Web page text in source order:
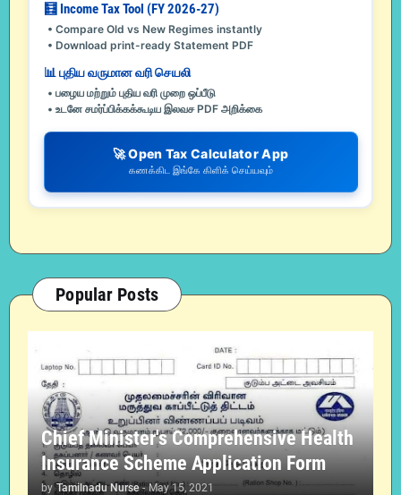
🧮 Income Tax Tool (FY 2026-27)
• Compare Old vs New Regimes instantly
• Download print-ready Statement PDF
📊 புதிய வருமான வரி செயலி
• பழைய மற்றும் புதிய வரி முறை ஒப்பீடு
• உடனே சமர்ப்பிக்கக்கூடிய இலவச PDF அறிக்கை
🚀 Open Tax Calculator App
கணக்கிட இங்கே கிளிக் செய்யவும்
Popular Posts
Chief Minister's Comprehensive Health
Insurance Scheme Application Form
by Tamilnadu Nurse - May 15, 2021